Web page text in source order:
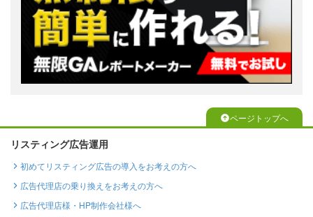
ページトップへ
リスティング広告運用
初めてリスティング広告の導入をお考えの方へ
広告代理店の乗り換えをお考えの方へ
広告代理店様・HP制作会社様へ